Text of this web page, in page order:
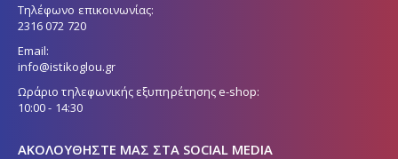
Τηλέφωνο επικοινωνίας:
2316 072 720
Email:
info@istikoglou.gr
Ωράριο τηλεφωνικής εξυπηρέτησης e-shop:
10:00 - 14:30
ΑΚΟΛΟΥΘΉΣΤΕ ΜΑΣ ΣΤΑ SOCIAL MEDIA